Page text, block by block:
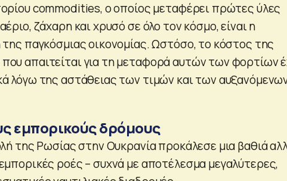
commodities, ο οποίος μεταφέρει πρώτες ύλες
ζάχαρη και χρυσό σε όλο τον κόσμο, είναι η
της παγκόσμιας οικονομίας. Ωστόσο, το κόστος της
απαιτείται για τη μεταφορά αυτών των φορτίων
λόγω της αστάθειας των τιμών και των
εμπορικούς δρόμους
της Ρωσίας στην Ουκρανία προκάλεσε μια βαθιά
ροές – συχνά με αποτέλεσμα μεγαλύτερες,